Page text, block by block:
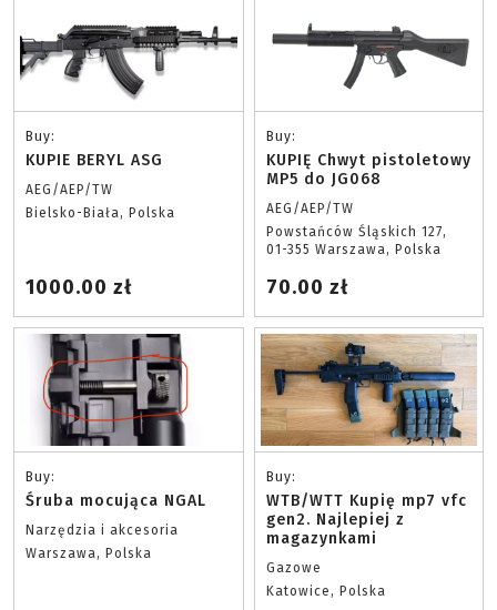
Buy:
KUPIE BERYL ASG
AEG/AEP/TW
Bielsko-Biała, Polska
1000.00 zł
Buy:
KUPIĘ Chwyt pistoletowy
MP5 do JG068
AEG/AEP/TW
Powstańców Śląskich 127,
01-355 Warszawa, Polska
70.00 zł
Buy:
Śruba mocująca NGAL
Narzędzia i akcesoria
Warszawa, Polska
Buy:
WTB/WTT Kupię mp7 vfc
gen2. Najlepiej z
magazynkami
Gazowe
Katowice, Polska